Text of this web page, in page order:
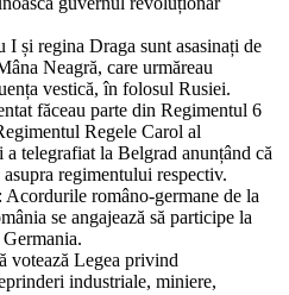
și regina Draga sunt asasinați de
Neagră, care urmăreau
vestică, în folosul Rusiei.
făceau parte din Regimentul 6
Regele Carol al
telegrafiat la Belgrad anunțând că
regimentului respectiv.
româno-germane de la
se angajează să participe la
votează Legea privind
industriale, miniere,